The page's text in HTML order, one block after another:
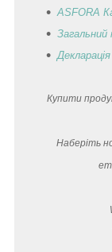
ASFORA
Загальний
Декларація
Купити
Наберіть